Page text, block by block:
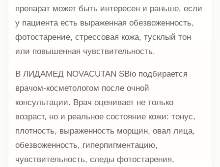
препарат может быть интересен и раньше, если
у пациента есть выраженная обезвоженность,
фотостарение, стрессовая кожа, тусклый тон
или повышенная чувствительность.
В ЛИДАМЕД NOVACUTAN SBio подбирается
врачом-косметологом после очной
консультации. Врач оценивает не только
возраст, но и реальное состояние кожи: тонус,
плотность, выраженность морщин, овал лица,
обезвоженность, гиперпигментацию,
чувствительность, следы фотостарения,